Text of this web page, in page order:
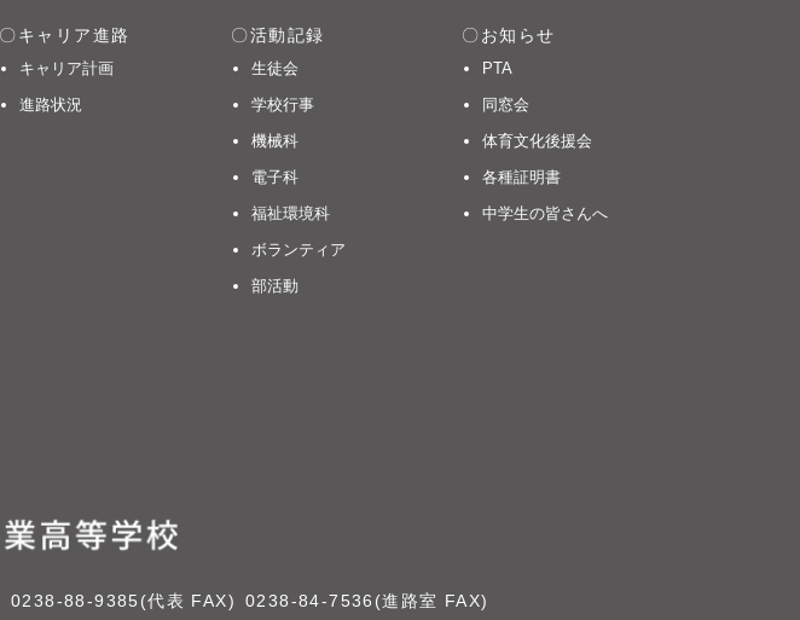
キャリア進路
キャリア計画
進路状況
活動記録
生徒会
学校行事
機械科
電子科
福祉環境科
ボランティア
部活動
お知らせ
PTA
同窓会
体育文化後援会
各種証明書
中学生の皆さんへ
0238-88-9385(代表 FAX) 0238-84-7536(進路室 FAX)